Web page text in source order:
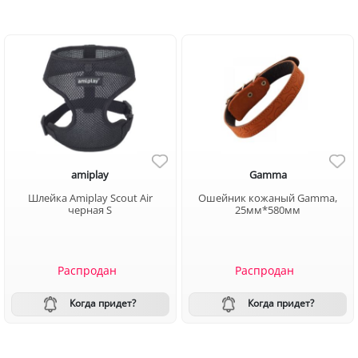
amiplay
Шлейка Amiplay Scout Air
черная S
Распродан
Когда придет?
Gamma
Ошейник кожаный Gamma,
25мм*580мм
Распродан
Когда придет?